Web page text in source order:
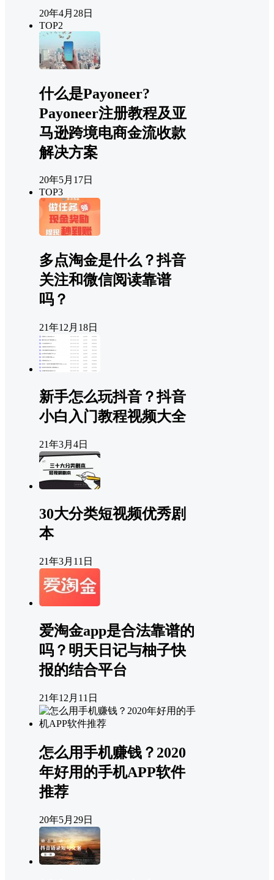
20年4月28日
TOP2
什么是Payoneer?
Payoneer注册教程及亚
马逊跨境电商金流收款
解决方案
20年5月17日
TOP3
多点淘金是什么？抖音
关注和微信阅读靠谱
吗？
21年12月18日
新手怎么玩抖音？抖音
小白入门教程视频大全
21年3月4日
30大分类短视频优秀剧
本
21年3月11日
爱淘金app是合法靠谱的
吗？明天日记与柚子快
报的结合平台
21年12月11日
怎么用手机赚钱？2020
年好用的手机APP软件
推荐
20年5月29日